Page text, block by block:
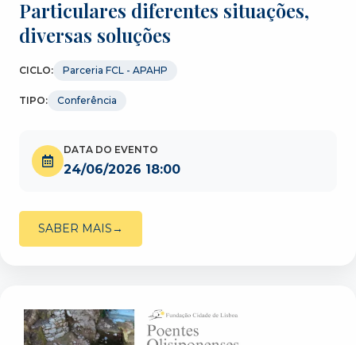
Particulares diferentes situações,
diversas soluções
CICLO: Parceria FCL - APAHP
TIPO: Conferência
DATA DO EVENTO
24/06/2026 18:00
SABER MAIS